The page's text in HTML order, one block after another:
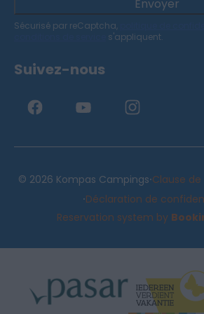
Envoyer
Sécurisé par reCaptcha,
s'appliquent.
Suivez-nous
© 2026 Kompas Campings·Clause
·Déclaration de
Reservation system by